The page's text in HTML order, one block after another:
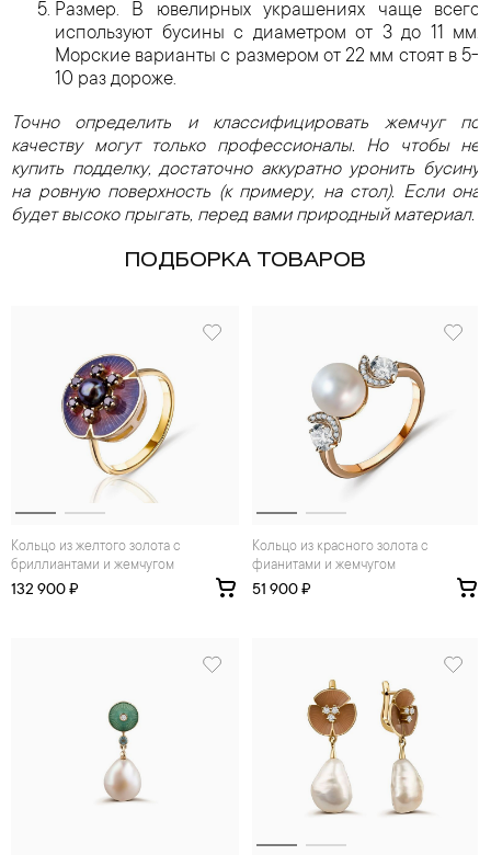
Размер. В ювелирных украшениях чаще всего
используют бусины с диаметром от 3 до 11 мм.
Морские варианты с размером от 22 мм стоят в 5-
10 раз дороже.
Точно определить и классифицировать жемчуг по
качеству могут только профессионалы. Но чтобы не
купить подделку, достаточно аккуратно уронить бусину
на ровную поверхность (к примеру, на стол). Если она
будет высоко прыгать, перед вами природный материал.
ПОДБОРКА ТОВАРОВ
Кольцо из желтого золота с
бриллиантами и жемчугом
132 900 ₽
Кольцо из красного золота с
фианитами и жемчугом
51 900 ₽